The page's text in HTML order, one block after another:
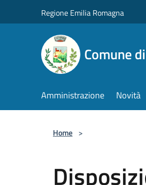
Regione Emilia Romagna
Comune
Amministrazione Novità
Home >